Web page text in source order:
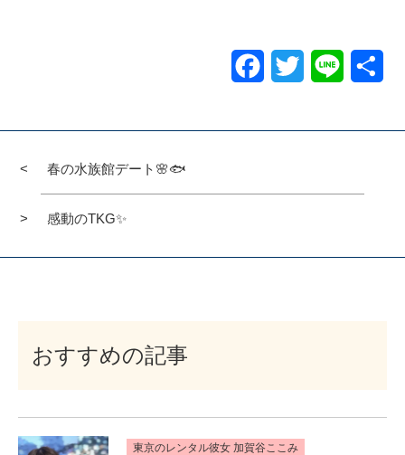
Facebook
Twitter Line
春の水族館デート🌸🐟
感動のTKG✨
おすすめの記事
東京のレンタル彼女 加賀谷ここみ